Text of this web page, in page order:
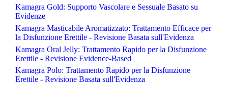
Kamagra Gold: Supporto Vascolare e Sessuale Basato su
Evidenze
Kamagra Masticabile Aromatizzato: Trattamento Efficace per
la Disfunzione Erettile - Revisione Basata sull'Evidenza
Kamagra Oral Jelly: Trattamento Rapido per la Disfunzione
Erettile - Revisione Evidence-Based
Kamagra Polo: Trattamento Rapido per la Disfunzione
Erettile - Revisione Basata sull'Evidenza